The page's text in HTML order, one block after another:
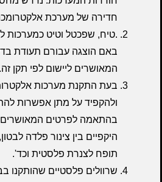
חדירה של מערכת
.טיח, שפכטל וטיט כמערכות
באם הוצגה עבורם תעודת
המאושרים ליישום לפי תקן זה.
בעת התקנת מערכות
ולהקפיד על מתן אפשרות
בהתאמה לפרטים המאושרים.
היקפיים בין צינור פלדה
תופח לצנרת פלסטית וכד'.
שרוולים פלסטיים שהותקנו